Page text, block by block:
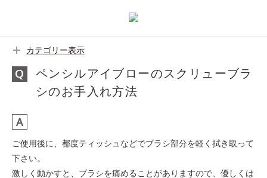
カテゴリー表示
ペンシルアイブローのスクリューブラ
シのお手入れ方法
ご使用後に、都度ティッシュなどでブラシ部分を軽く拭き取って
下さい。
激しく動かすと、ブラシを痛めることがありますので、優しくは